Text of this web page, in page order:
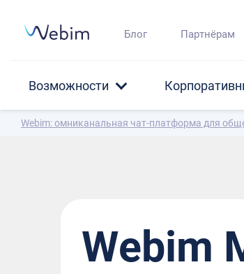
Возможности
Блог Партнёрам
Webim: омниканальная чат-платформа для
Webim